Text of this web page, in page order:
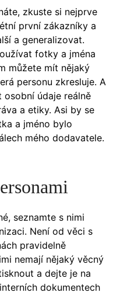
zkuste si nejprve
první zákazníky a
a generalizovat.
fotky a jména
můžete mít nějaký
personu zkresluje. A
údaje reálně
a etiky. Asi by se
a jméno bylo
mého dodavatele.
seznamte s nimi
Není od věci s
pravidelně
nemají nějaký věcný
a dejte je na
dokumentech